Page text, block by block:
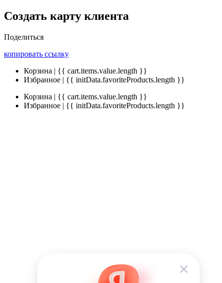
Создать карту клиента
Поделиться
копировать ссылку
Корзина | {{ cart.items.value.length }}
Избранное | {{ initData.favoriteProducts.length }}
Корзина | {{ cart.items.value.length }}
Избранное | {{ initData.favoriteProducts.length }}